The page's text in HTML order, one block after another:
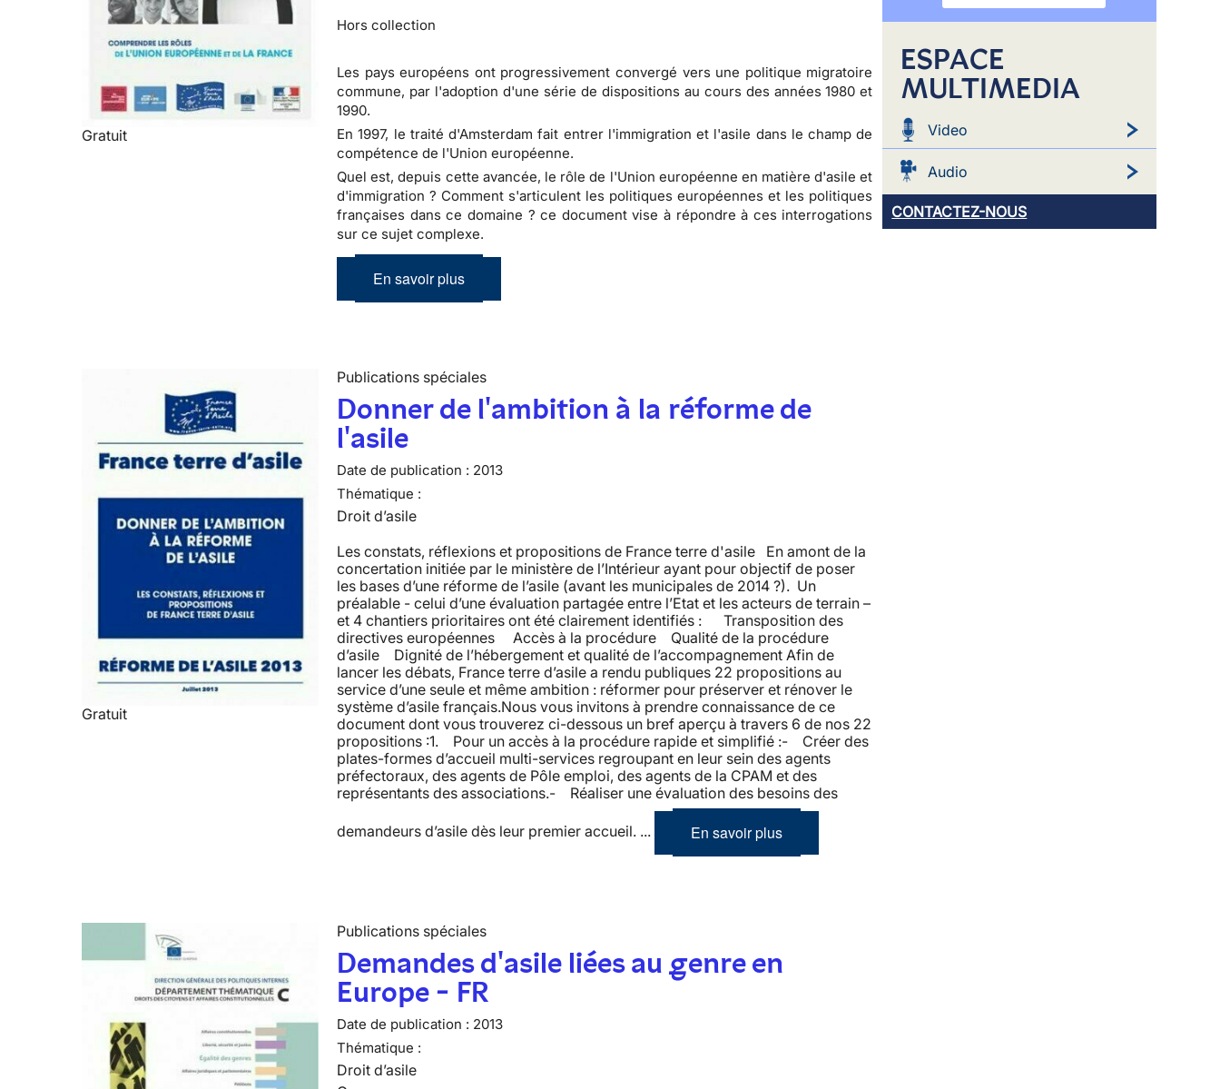
Gratuit
Hors collection
Les pays européens ont progressivement convergé vers une politique migratoire
commune, par l'adoption d'une série de dispositions au cours des années 1980 et
1990.
En 1997, le traité d'Amsterdam fait entrer l'immigration et l'asile dans le champ de
compétence de l'Union européenne.
Quel est, depuis cette avancée, le rôle de l'Union européenne en matière d'asile et
d'immigration ? Comment s'articulent les politiques européennes et les politiques
françaises dans ce domaine ? ce document vise à répondre à ces interrogations
sur ce sujet complexe.
En savoir plus
Gratuit
Publications spéciales
Donner de l'ambition à la réforme de
l'asile
Date de publication : 2013
Thématique :
Droit d’asile
Les constats, réflexions et propositions de France terre d'asile En amont de la
concertation initiée par le ministère de l’Intérieur ayant pour objectif de poser
les bases d’une réforme de l’asile (avant les municipales de 2014 ?). Un
préalable - celui d’une évaluation partagée entre l’Etat et les acteurs de terrain –
et 4 chantiers prioritaires ont été clairement identifiés : Transposition des
directives européennes Accès à la procédure Qualité de la procédure
d’asile Dignité de l’hébergement et qualité de l’accompagnement Afin de
lancer les débats, France terre d’asile a rendu publiques 22 propositions au
service d’une seule et même ambition : réformer pour préserver et rénover le
système d’asile français.Nous vous invitons à prendre connaissance de ce
document dont vous trouverez ci-dessous un bref aperçu à travers 6 de nos 22
propositions :1. Pour un accès à la procédure rapide et simplifié :- Créer des
plates-formes d’accueil multi-services regroupant en leur sein des agents
préfectoraux, des agents de Pôle emploi, des agents de la CPAM et des
représentants des associations.- Réaliser une évaluation des besoins des
demandeurs d’asile dès leur premier accueil. ... En savoir plus
Publications spéciales
Demandes d'asile liées au genre en
Europe - FR
Date de publication : 2013
Thématique :
Droit d’asile
ESPACE
MULTIMEDIA
Video
Audio
CONTACTEZ-NOUS